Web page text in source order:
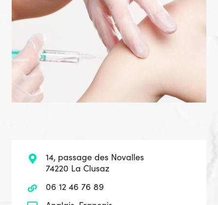
14, passage des Novalles
74220 La Clusaz
06 12 46 76 89